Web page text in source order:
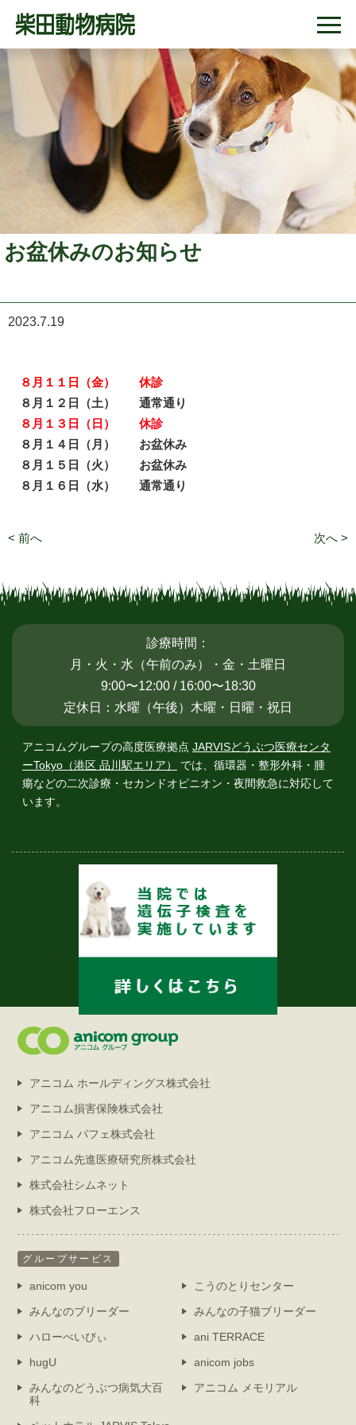
お盆休みのお知らせ
2023.7.19
８月１１日（金） 休診
８月１２日（土） 通常通り
８月１３日（日） 休診
８月１４日（月） お盆休み
８月１５日（火） お盆休み
８月１６日（水） 通常通り
< 前へ 次へ >
診療時間：
月・火・水（午前のみ）・金・土曜日
9:00〜12:00 / 16:00〜18:30
定休日：水曜（午後）木曜・日曜・祝日
アニコムグループの高度医療拠点 JARVISどうぶつ医療センタ
ーTokyo（港区 品川駅エリア）
では、 循環器・整形外科・腫
瘍などの二次診療・セカンドオピニオン・夜間救急に対応して
います。
アニコム ホールディングス株式会社
アニコム損害保険株式会社
アニコム パフェ株式会社
アニコム先進医療研究所株式会社
株式会社シムネット
株式会社フローエンス
グループサービス
anicom you
こうのとりセンター
みんなのブリーダー
みんなの子猫ブリーダー
ハローべいびぃ
ani TERRACE
hugU
anicom jobs
みんなのどうぶつ病気大百
科
アニコム メモリアル